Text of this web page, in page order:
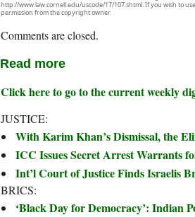
http://www.law.cornell.edu/uscode/17/107.shtml. If you wish to
permission from the copyright owner.
Comments are closed.
Read more
Click here to go to the current weekly
JUSTICE:
With Karim Khan’s Dismissal, the
ICC Issues Secret Arrest Warrants
Int’l Court of Justice Finds Israelis
BRICS:
‘Black Day for Democracy’: Indian